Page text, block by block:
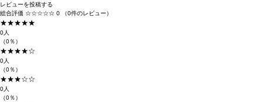
レビューを投稿する
総合評価 ☆☆☆☆☆ 0 （0件のレビュー）
★★★★★
0人
（0％）
★★★★☆
0人
（0％）
★★★☆☆
0人
（0％）